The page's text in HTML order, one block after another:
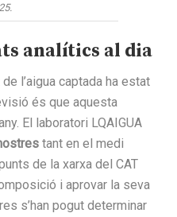
analítics al dia
l’aigua captada ha estat
és que aquesta
El laboratori LQAIGUA
tant en el medi
de la xarxa del CAT
i aprovar la seva
s’han pogut determinar